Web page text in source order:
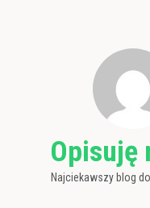
Opisuję
Najciekawszy blog